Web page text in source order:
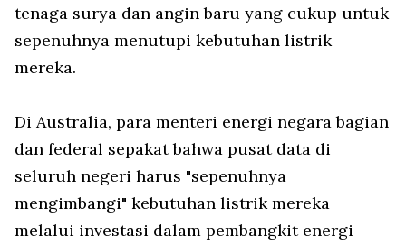
tenaga surya dan angin baru yang cukup untuk
sepenuhnya menutupi kebutuhan listrik
mereka.
Di Australia, para menteri energi negara bagian
dan federal sepakat bahwa pusat data di
seluruh negeri harus "sepenuhnya
mengimbangi" kebutuhan listrik mereka
melalui investasi dalam pembangkit energi